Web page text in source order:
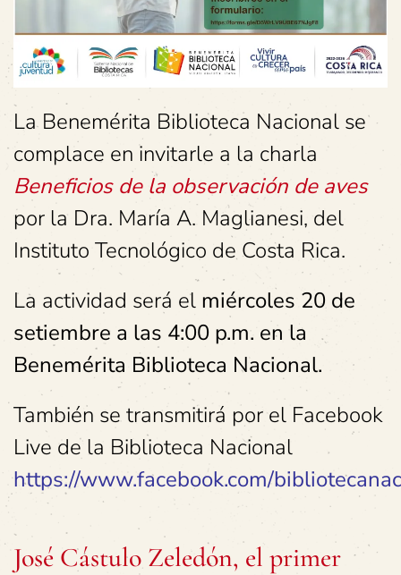
La Benemérita Biblioteca Nacional se
complace en invitarle a la charla
Beneficios de la observación de aves
por la Dra. María A. Maglianesi, del
Instituto Tecnológico de Costa Rica.
La actividad será el miércoles 20 de
setiembre a las 4:00 p.m. en la
Benemérita Biblioteca Nacional.
También se transmitirá por el Facebook
Live de la Biblioteca Nacional
https://www.facebook.com/
José Cástulo Zeledón, el primer